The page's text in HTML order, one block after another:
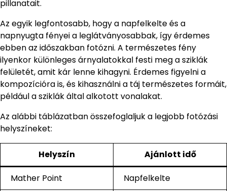
pillanatait.
Az egyik legfontosabb, hogy a napfelkelte és a
napnyugta fényei a leglátványosabbak, így érdemes
ebben az időszakban fotózni. A természetes fény
ilyenkor különleges árnyalatokkal festi meg a sziklák
felületét, amit kár lenne kihagyni. Érdemes figyelni a
kompozícióra is, és kihasználni a táj természetes formáit,
például a sziklák által alkotott vonalakat.
Az alábbi táblázatban összefoglaljuk a legjobb fotózási
helyszíneket:
Helyszín Ajánlott idő
Mather Point
Napfelkelte